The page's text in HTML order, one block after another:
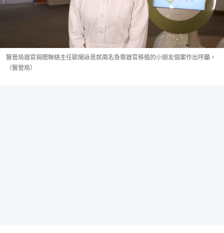
醫管局器官捐贈聯絡主任歐陽詠恩就兩名急需器官移植的小朋友個案作出呼籲。
（醫管局）